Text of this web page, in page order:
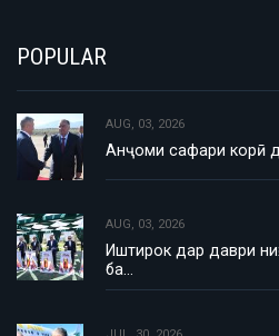
POPULAR
AUG, 03, 2026
Анҷоми сафари корӣ
AUG, 03, 2026
Иштирок дар даври
ба…